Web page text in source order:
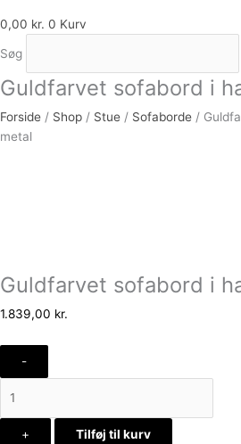
0,00 kr. 0 Kurv
Søg
Guldfarvet sofabord i
Forside / Shop / Stue / Sofaborde /
metal
Guldfarvet sofabord i
1.839,00 kr.
-
+
Tilføj til kurv